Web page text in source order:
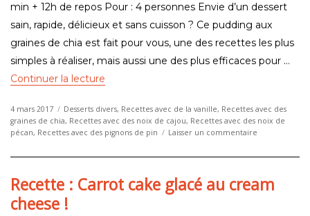
min + 12h de repos Pour : 4 personnes Envie d’un dessert
sain, rapide, délicieux et sans cuisson ? Ce pudding aux
graines de chia est fait pour vous, une des recettes les plus
simples à réaliser, mais aussi une des plus efficaces pour …
Continuer la lecture
Publié
le
4 mars 2017 Catégories
Desserts divers, Recettes avec de la vanille, Recettes avec des
graines de chia, Recettes avec des noix de cajou, Recettes avec des noix de
pécan, Recettes avec des pignons de pin Laisser un commentaire
:
graines
Recette : Carrot cake glacé au cream
cheese !